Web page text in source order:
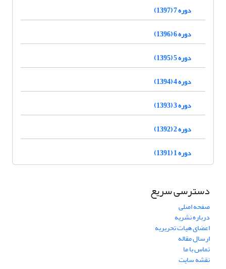
دوره 7 (1397)
دوره 6 (1396)
دوره 5 (1395)
دوره 4 (1394)
دوره 3 (1393)
دوره 2 (1392)
دوره 1 (1391)
دسترسی سریع
صفحه اصلی
درباره نشریه
اعضای هیات تحریریه
ارسال مقاله
تماس با ما
نقشه سایت